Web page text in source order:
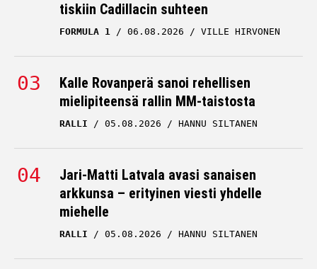
tiskiin Cadillacin suhteen
FORMULA 1 06.08.2026 VILLE HIRVONEN
Kalle Rovanperä sanoi rehellisen
mielipiteensä rallin MM-taistosta
RALLI 05.08.2026 HANNU SILTANEN
Jari-Matti Latvala avasi sanaisen
arkkunsa – erityinen viesti yhdelle
miehelle
RALLI 05.08.2026 HANNU SILTANEN